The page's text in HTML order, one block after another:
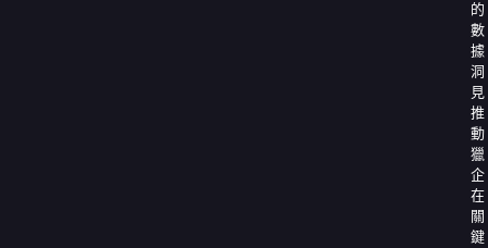
的
數
據
洞
推
動
獵
企
在
關
鍵